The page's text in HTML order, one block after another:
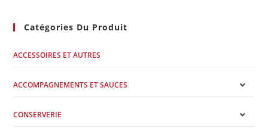
Catégories Du Produit
ACCESSOIRES ET AUTRES
ACCOMPAGNEMENTS ET SAUCES
CONSERVERIE